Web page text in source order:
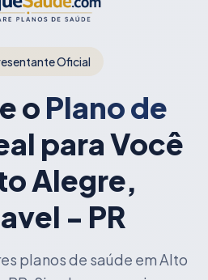
Oficial
o Plano de
para Você
Alegre,
- PR
planos de saúde em Alto